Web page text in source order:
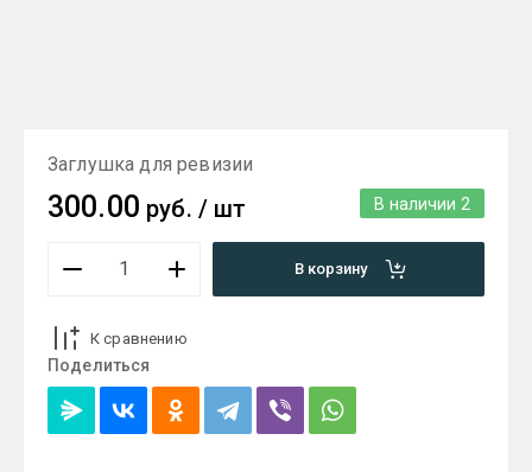
Заглушка для ревизии
В наличии 2
300.00 руб. / шт
В корзину
К сравнению
Поделиться